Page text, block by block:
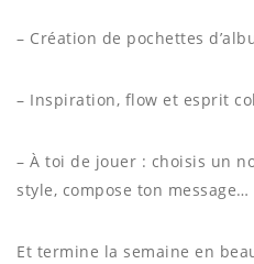
– Création de pochettes
– Inspiration, flow et esprit
– À toi de jouer : choisis un
style, compose ton message…
Et termine la semaine en